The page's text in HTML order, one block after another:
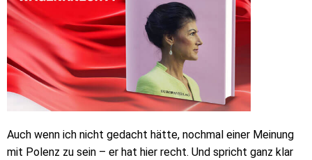
Auch wenn ich nicht gedacht hätte, nochmal einer Meinung
mit Polenz zu sein – er hat hier recht. Und spricht ganz klar